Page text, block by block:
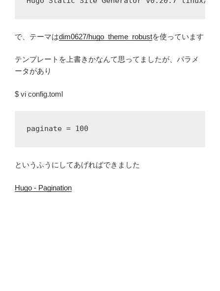
で、テーマはdim0627/hugo_theme_robustを使っています
テンプレートを上書きかなんて思ってましたが、パラメ
ータがあり
$ vi config.toml
というふうにしてあげればできました
Hugo - Pagination